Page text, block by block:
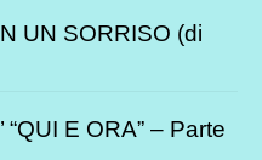
UN SORRISO (di
“QUI E ORA” – Parte